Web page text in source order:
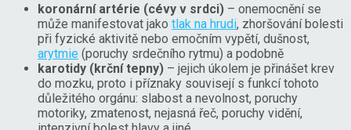
koronární artérie (cévy v srdci) – onemocnění se
může manifestovat jako tlak na hrudi, zhoršování bolesti
při fyzické aktivitě nebo emočním vypětí, dušnost,
arytmie (poruchy srdečního rytmu) a podobně
karotidy (krční tepny) – jejich úkolem je přinášet krev
do mozku, proto i příznaky souvisejí s funkcí tohoto
důležitého orgánu: slabost a nevolnost, poruchy
motoriky, zmatenost, nejasná řeč, poruchy vidění,